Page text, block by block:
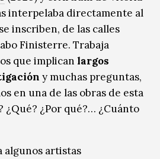
interpelaba directamente al
inscriben, de las calles
Finisterre. Trabaja
que implican largos
y muchas preguntas,
en una de las obras de esta
¿Qué? ¿Por qué?… ¿Cuánto
algunos artistas